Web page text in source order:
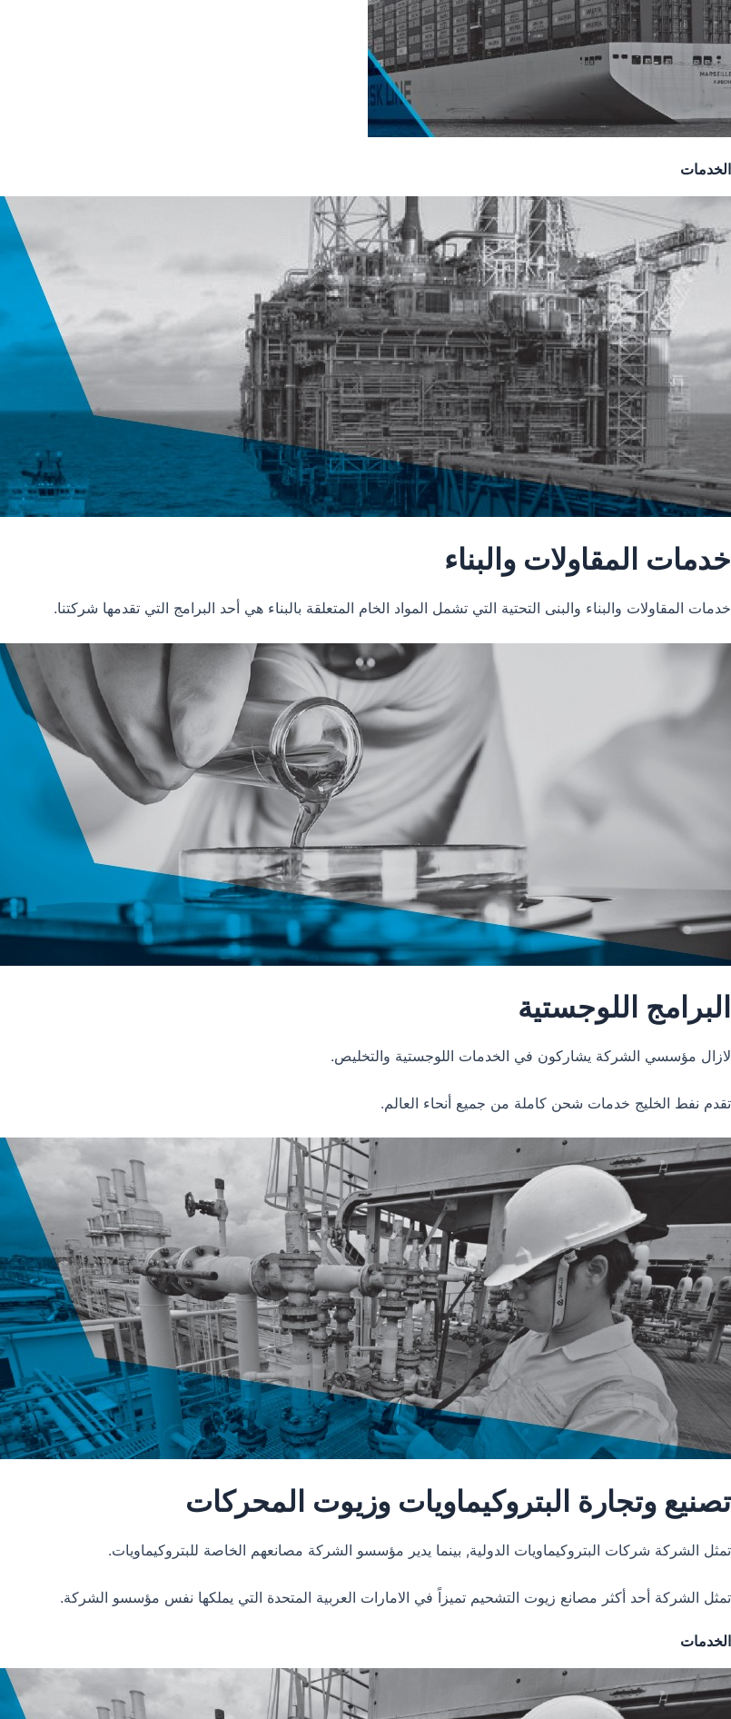
الخدمات
خدمات المقاولات والبناء
خدمات المقاولات والبناء والبنى التحتية التي تشمل المواد الخام المتعلقة بالبناء هي أحد البرامج التي تقدمها شركتنا.
البرامج اللوجستية
لازال مؤسسي الشركة يشاركون في الخدمات اللوجستية والتخليص.
تقدم نفط الخليج خدمات شحن كاملة من جميع أنحاء العالم.
تصنيع وتجارة البتروكيماويات وزيوت المحركات
تمثل الشركة شركات البتروكيماويات الدولية, بينما يدير مؤسسو الشركة مصانعهم الخاصة للبتروكيماويات.
تمثل الشركة أحد أكثر مصانع زيوت التشحيم تميزاً في الامارات العربية المتحدة التي يملكها نفس مؤسسو الشركة.
الخدمات